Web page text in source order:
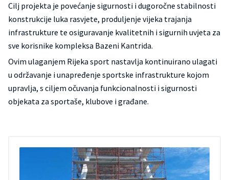
Cilj projekta je povećanje sigurnosti i dugoročne stabilnosti
konstrukcije luka rasvjete, produljenje vijeka trajanja
infrastrukture te osiguravanje kvalitetnih i sigurnih uvjeta za
sve korisnike kompleksa Bazeni Kantrida.
Ovim ulaganjem Rijeka sport nastavlja kontinuirano ulagati
u održavanje i unapređenje sportske infrastrukture kojom
upravlja, s ciljem očuvanja funkcionalnosti i sigurnosti
objekata za sportaše, klubove i građane.